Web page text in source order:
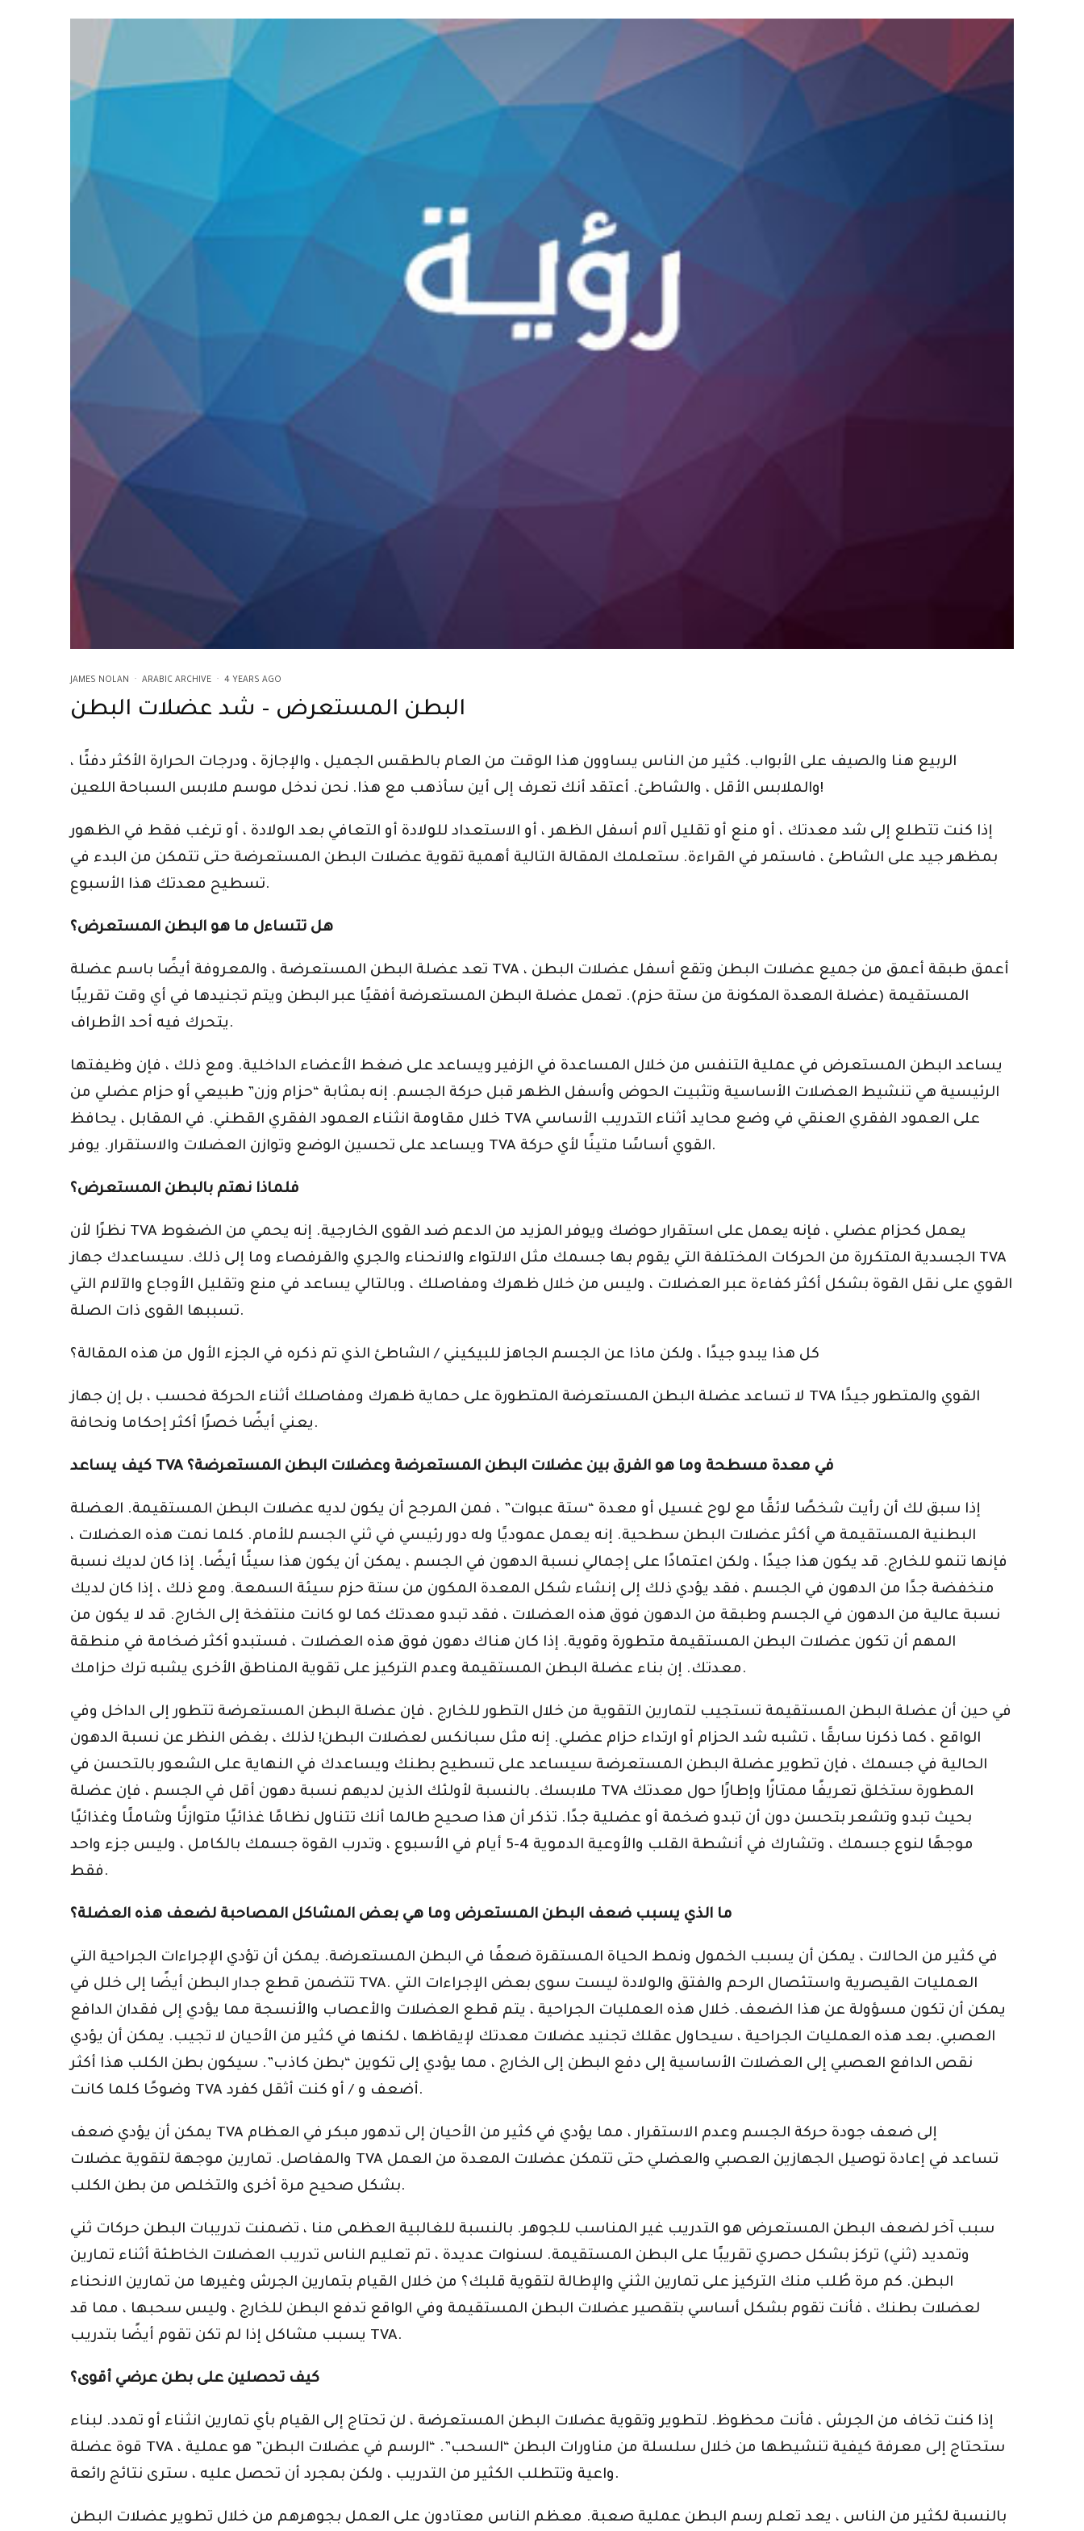
JAMES NOLAN · ARABIC ARCHIVE · 4 YEARS AGO
البطن المستعرض – شد عضلات البطن
الربيع هنا والصيف على الأبواب. كثير من الناس يساوون هذا الوقت من العام بالطقس الجميل ، والإجازة ، ودرجات الحرارة الأكثر دفئًا ،
والملابس الأقل ، والشاطئ. أعتقد أنك تعرف إلى أين سأذهب مع هذا. نحن ندخل موسم ملابس السباحة اللعين!
إذا كنت تتطلع إلى شد معدتك ، أو منع أو تقليل آلام أسفل الظهر ، أو الاستعداد للولادة أو التعافي بعد الولادة ، أو ترغب فقط في الظهور
بمظهر جيد على الشاطئ ، فاستمر في القراءة. ستعلمك المقالة التالية أهمية تقوية عضلات البطن المستعرضة حتى تتمكن من البدء في
تسطيح معدتك هذا الأسبوع.
هل تتساءل ما هو البطن المستعرض؟
تعد عضلة البطن المستعرضة ، والمعروفة أيضًا باسم عضلة TVA ، أعمق طبقة أعمق من جميع عضلات البطن وتقع أسفل عضلات البطن
المستقيمة (عضلة المعدة المكونة من ستة حزم). تعمل عضلة البطن المستعرضة أفقيًا عبر البطن ويتم تجنيدها في أي وقت تقريبًا
يتحرك فيه أحد الأطراف.
يساعد البطن المستعرض في عملية التنفس من خلال المساعدة في الزفير ويساعد على ضغط الأعضاء الداخلية. ومع ذلك ، فإن وظيفتها
الرئيسية هي تنشيط العضلات الأساسية وتثبيت الحوض وأسفل الظهر قبل حركة الجسم. إنه بمثابة “حزام وزن” طبيعي أو حزام عضلي من
خلال مقاومة انثناء العمود الفقري القطني. في المقابل ، يحافظ TVA على العمود الفقري العنقي في وضع محايد أثناء التدريب الأساسي
ويساعد على تحسين الوضع وتوازن العضلات والاستقرار. يوفر TVA القوي أساسًا متينًا لأي حركة.
فلماذا نهتم بالبطن المستعرض؟
نظرًا لأن TVA يعمل كحزام عضلي ، فإنه يعمل على استقرار حوضك ويوفر المزيد من الدعم ضد القوى الخارجية. إنه يحمي من الضغوط
الجسدية المتكررة من الحركات المختلفة التي يقوم بها جسمك مثل الالتواء والانحناء والجري والقرفصاء وما إلى ذلك. سيساعدك جهاز TVA
القوي على نقل القوة بشكل أكثر كفاءة عبر العضلات ، وليس من خلال ظهرك ومفاصلك ، وبالتالي يساعد في منع وتقليل الأوجاع والآلام التي
تسببها القوى ذات الصلة.
كل هذا يبدو جيدًا ، ولكن ماذا عن الجسم الجاهز للبيكيني / الشاطئ الذي تم ذكره في الجزء الأول من هذه المقالة؟
لا تساعد عضلة البطن المستعرضة المتطورة على حماية ظهرك ومفاصلك أثناء الحركة فحسب ، بل إن جهاز TVA القوي والمتطور جيدًا
يعني أيضًا خصرًا أكثر إحكاما ونحافة.
كيف يساعد TVA في معدة مسطحة وما هو الفرق بين عضلات البطن المستعرضة وعضلات البطن المستعرضة؟
إذا سبق لك أن رأيت شخصًا لائقًا مع لوح غسيل أو معدة “ستة عبوات” ، فمن المرجح أن يكون لديه عضلات البطن المستقيمة. العضلة
البطنية المستقيمة هي أكثر عضلات البطن سطحية. إنه يعمل عموديًا وله دور رئيسي في ثني الجسم للأمام. كلما نمت هذه العضلات ،
فإنها تنمو للخارج. قد يكون هذا جيدًا ، ولكن اعتمادًا على إجمالي نسبة الدهون في الجسم ، يمكن أن يكون هذا سيئًا أيضًا. إذا كان لديك نسبة
منخفضة جدًا من الدهون في الجسم ، فقد يؤدي ذلك إلى إنشاء شكل المعدة المكون من ستة حزم سيئة السمعة. ومع ذلك ، إذا كان لديك
نسبة عالية من الدهون في الجسم وطبقة من الدهون فوق هذه العضلات ، فقد تبدو معدتك كما لو كانت منتفخة إلى الخارج. قد لا يكون من
المهم أن تكون عضلات البطن المستقيمة متطورة وقوية. إذا كان هناك دهون فوق هذه العضلات ، فستبدو أكثر ضخامة في منطقة
معدتك. إن بناء عضلة البطن المستقيمة وعدم التركيز على تقوية المناطق الأخرى يشبه ترك حزامك.
في حين أن عضلة البطن المستقيمة تستجيب لتمارين التقوية من خلال التطور للخارج ، فإن عضلة البطن المستعرضة تتطور إلى الداخل وفي
الواقع ، كما ذكرنا سابقًا ، تشبه شد الحزام أو ارتداء حزام عضلي. إنه مثل سبانكس لعضلات البطن! لذلك ، بغض النظر عن نسبة الدهون
الحالية في جسمك ، فإن تطوير عضلة البطن المستعرضة سيساعد على تسطيح بطنك ويساعدك في النهاية على الشعور بالتحسن في
ملابسك. بالنسبة لأولئك الذين لديهم نسبة دهون أقل في الجسم ، فإن عضلة TVA المطورة ستخلق تعريفًا ممتازًا وإطارًا حول معدتك
بحيث تبدو وتشعر بتحسن دون أن تبدو ضخمة أو عضلية جدًا. تذكر أن هذا صحيح طالما أنك تتناول نظامًا غذائيًا متوازنًا وشاملًا وغذائيًا
موجهًا لنوع جسمك ، وتشارك في أنشطة القلب والأوعية الدموية 4-5 أيام في الأسبوع ، وتدرب القوة جسمك بالكامل ، وليس جزء واحد
فقط.
ما الذي يسبب ضعف البطن المستعرض وما هي بعض المشاكل المصاحبة لضعف هذه العضلة؟
في كثير من الحالات ، يمكن أن يسبب الخمول ونمط الحياة المستقرة ضعفًا في البطن المستعرضة. يمكن أن تؤدي الإجراءات الجراحية التي
تتضمن قطع جدار البطن أيضًا إلى خلل في TVA. العمليات القيصرية واستئصال الرحم والفتق والولادة ليست سوى بعض الإجراءات التي
يمكن أن تكون مسؤولة عن هذا الضعف. خلال هذه العمليات الجراحية ، يتم قطع العضلات والأعصاب والأنسجة مما يؤدي إلى فقدان الدافع
العصبي. بعد هذه العمليات الجراحية ، سيحاول عقلك تجنيد عضلات معدتك لإيقاظها ، لكنها في كثير من الأحيان لا تجيب. يمكن أن يؤدي
نقص الدافع العصبي إلى العضلات الأساسية إلى دفع البطن إلى الخارج ، مما يؤدي إلى تكوين “بطن كاذب”. سيكون بطن الكلب هذا أكثر
وضوحًا كلما كانت TVA أضعف و / أو كنت أثقل كفرد.
يمكن أن يؤدي ضعف TVA إلى ضعف جودة حركة الجسم وعدم الاستقرار ، مما يؤدي في كثير من الأحيان إلى تدهور مبكر في العظام
والمفاصل. تمارين موجهة لتقوية عضلات TVA تساعد في إعادة توصيل الجهازين العصبي والعضلي حتى تتمكن عضلات المعدة من العمل
بشكل صحيح مرة أخرى والتخلص من بطن الكلب.
سبب آخر لضعف البطن المستعرض هو التدريب غير المناسب للجوهر. بالنسبة للغالبية العظمى منا ، تضمنت تدريبات البطن حركات ثني
وتمديد (ثني) تركز بشكل حصري تقريبًا على البطن المستقيمة. لسنوات عديدة ، تم تعليم الناس تدريب العضلات الخاطئة أثناء تمارين
البطن. كم مرة طُلب منك التركيز على تمارين الثني والإطالة لتقوية قلبك؟ من خلال القيام بتمارين الجرش وغيرها من تمارين الانحناء
لعضلات بطنك ، فأنت تقوم بشكل أساسي بتقصير عضلات البطن المستقيمة وفي الواقع تدفع البطن للخارج ، وليس سحبها ، مما قد
يسبب مشاكل إذا لم تكن تقوم أيضًا بتدريب TVA.
كيف تحصلين على بطن عرضي أقوى؟
إذا كنت تخاف من الجرش ، فأنت محظوظ. لتطوير وتقوية عضلات البطن المستعرضة ، لن تحتاج إلى القيام بأي تمارين انثناء أو تمدد. لبناء
قوة عضلة TVA ، ستحتاج إلى معرفة كيفية تنشيطها من خلال سلسلة من مناورات البطن “السحب”. “الرسم في عضلات البطن” هو عملية
واعية وتتطلب الكثير من التدريب ، ولكن بمجرد أن تحصل عليه ، سترى نتائج رائعة.
بالنسبة لكثير من الناس ، يعد تعلم رسم البطن عملية صعبة. معظم الناس معتادون على العمل بجوهرهم من خلال تطوير عضلات البطن